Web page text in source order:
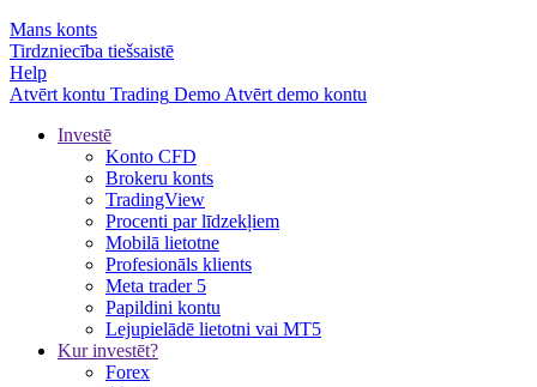
Mans konts
Tirdzniecība tiešsaistē
Help
Atvērt kontu Trading Demo Atvērt demo kontu
Investē
Konto CFD
Brokeru konts
TradingView
Procenti par līdzekļiem
Mobilā lietotne
Profesionāls klients
Meta trader 5
Papildini kontu
Lejupielādē lietotni vai MT5
Kur investēt?
Forex